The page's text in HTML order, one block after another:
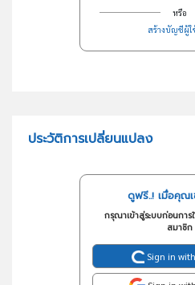
หรือ
สร้างบัญชีผู้ใ
ประวัติการเปลี่ยนแปลง
ดูฟรี..! เมื่อคุณเ
กรุณาเข้าสู่ระบบก่อนกา
สมาชิก
Sign in